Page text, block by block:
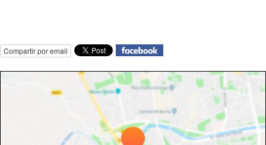
Compartir por email